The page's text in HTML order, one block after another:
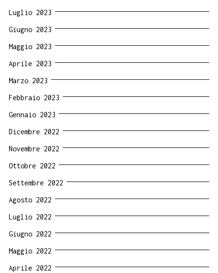
Luglio 2023
Giugno 2023
Maggio 2023
Aprile 2023
Marzo 2023
Febbraio 2023
Gennaio 2023
Dicembre 2022
Novembre 2022
Ottobre 2022
Settembre 2022
Agosto 2022
Luglio 2022
Giugno 2022
Maggio 2022
Aprile 2022